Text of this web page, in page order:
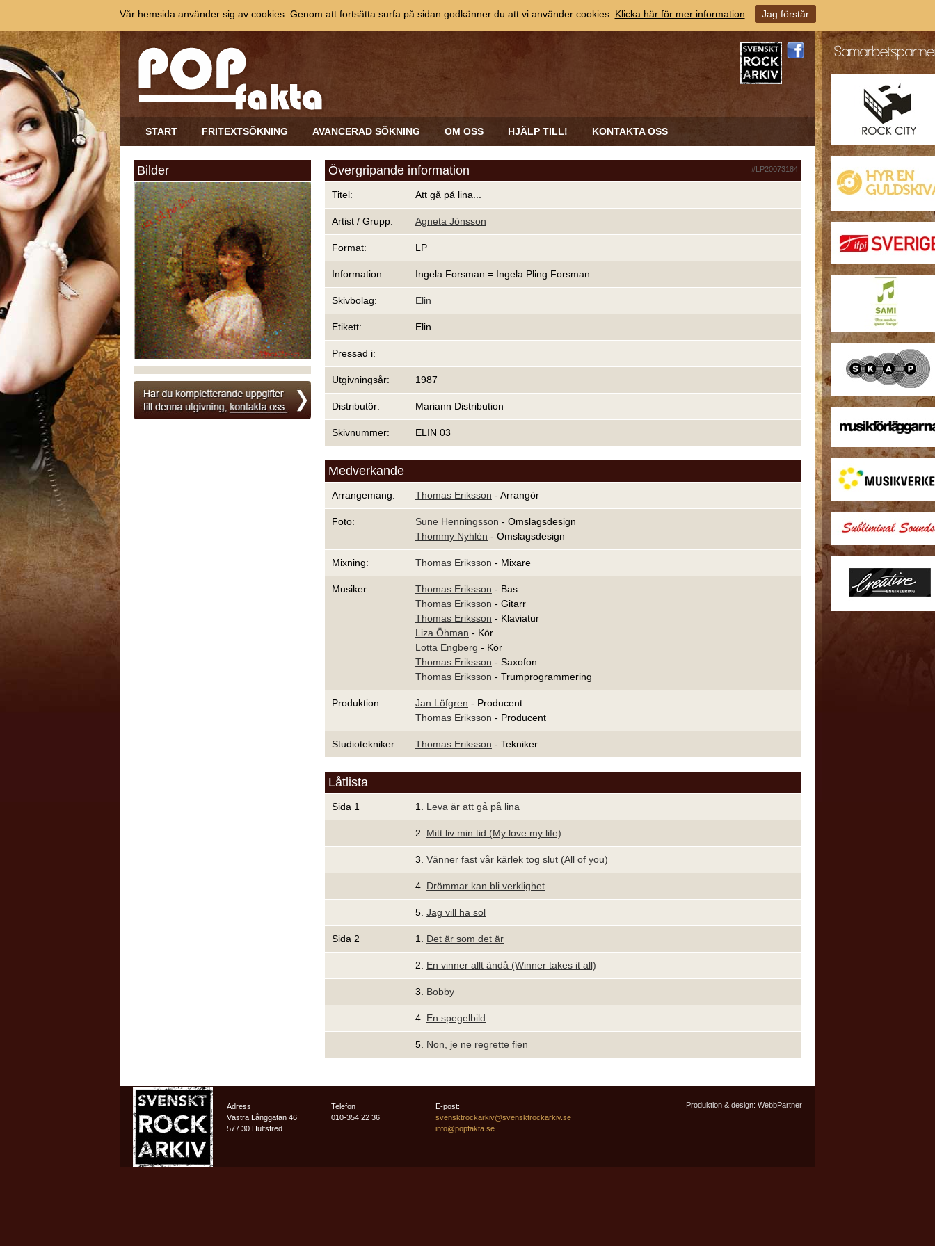
START FRITEXTSÖKNING AVANCERAD SÖKNING OM OSS HJÄLP TILL! KONTAKTA OSS
Bilder Övergripande information #LP20073184
Titel: Att gå på lina...
Artist / Grupp: Agneta Jönsson
Format: LP
Information: Ingela Forsman = Ingela Pling Forsman
Skivbolag: Elin
Etikett: Elin
Pressad i:
Utgivningsår: 1987
Distributör: Mariann Distribution
Skivnummer: ELIN 03
Medverkande
Arrangemang: Thomas Eriksson - Arrangör
Foto: Sune Henningsson - Omslagsdesign
Thommy Nyhlén - Omslagsdesign
Mixning: Thomas Eriksson - Mixare
Musiker: Thomas Eriksson - Bas
Thomas Eriksson - Gitarr
Thomas Eriksson - Klaviatur
Liza Öhman - Kör
Lotta Engberg - Kör
Thomas Eriksson - Saxofon
Thomas Eriksson - Trumprogrammering
Produktion: Jan Löfgren - Producent
Thomas Eriksson - Producent
Studiotekniker: Thomas Eriksson - Tekniker
Låtlista
Sida 1 1. Leva är att gå på lina
2. Mitt liv min tid (My love my life)
3. Vänner fast vår kärlek tog slut (All of you)
4. Drömmar kan bli verklighet
5. Jag vill ha sol
Sida 2 1. Det är som det är
2. En vinner allt ändå (Winner takes it all)
3. Bobby
4. En spegelbild
5. Non, je ne regrette fien
Adress
Västra Långgatan 46
577 30 Hultsfred
Telefon
010-354 22 36
E-post:
svensktrockarkiv@svensktrockarkiv.se
info@popfakta.se
Produktion & design: WebbPartner
Vår hemsida använder sig av cookies. Genom att fortsätta surfa på sidan godkänner du att vi använder cookies. Klicka här för mer information Jag förstår